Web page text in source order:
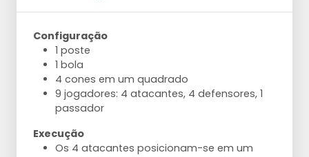
Configuração
1 poste
1 bola
4 cones em um quadrado
9 jogadores: 4 atacantes, 4 defensores, 1
passador
Execução
Os 4 atacantes posicionam-se em um